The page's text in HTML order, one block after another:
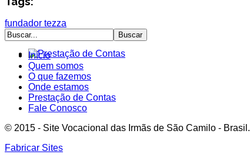
fundador tezza
Início
Quem somos
O que fazemos
Onde estamos
Prestação de Contas
Fale Conosco
© 2015 - Site Vocacional das Irmãs de São Camilo - Brasil.
Fabricar Sites